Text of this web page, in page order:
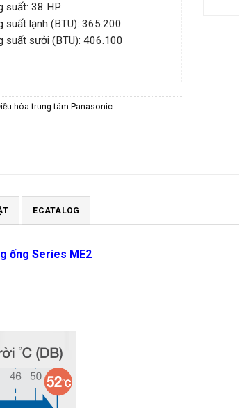
suất: 38 HP
suất lạnh (BTU): 365.200
suất sưởi (BTU): 406.100
hòa trung tâm Panasonic
ECATALOG
ống Series ME2